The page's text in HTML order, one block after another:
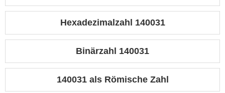
Hexadezimalzahl 140031
Binärzahl 140031
140031 als Römische Zahl